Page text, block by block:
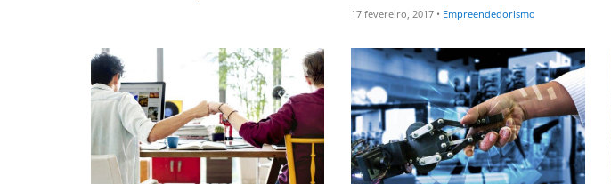
17 fevereiro, 2017 • Empreendedorismo